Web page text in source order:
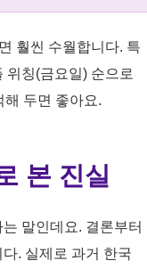
훨씬 수월합니다. 특
위칭(금요일) 순으로
해 두면 좋아요.
본 진실
말인데요. 결론부터
. 실제로 과거 한국